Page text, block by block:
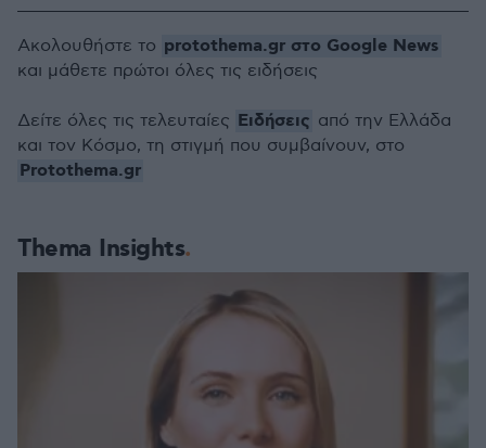
Thema Insights
Ακολουθήστε το protothema.gr στο Google News
και μάθετε πρώτοι όλες τις ειδήσεις
Δείτε όλες τις τελευταίες Ειδήσεις από την Ελλάδα
και τον Κόσμο, τη στιγμή που συμβαίνουν, στο
Protothema.gr